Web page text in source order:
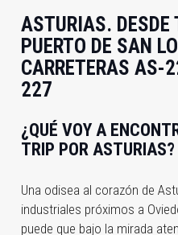
ASTURIAS.
PUERTO DE SAN
CARRETERAS
227
¿QUÉ VOY A
TRIP POR ASTURIAS?
Una odisea al corazón de
industriales próximos a
puede que bajo la mirada